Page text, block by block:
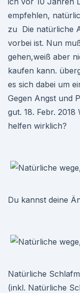
empfehlen,
zu Die natürliche
vorbei ist. Nun
gehen,weiß aber
kaufen kann.
es sich dabei um
Gegen Angst und
gut. 18. Febr.
helfen wirklich?
Du kannst deine
Natürliche
(inkl. Natürliche